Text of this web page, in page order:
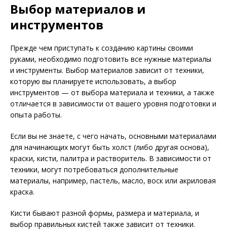
Выбор материалов и
инструментов
Прежде чем приступать к созданию картины своими
руками, необходимо подготовить все нужные материалы
и инструменты. Выбор материалов зависит от техники,
которую вы планируете использовать, а выбор
инструментов — от выбора материала и техники, а также
отличается в зависимости от вашего уровня подготовки и
опыта работы.
Если вы не знаете, с чего начать, основными материалами
для начинающих могут быть холст (либо другая основа),
краски, кисти, палитра и растворитель. В зависимости от
техники, могут потребоваться дополнительные
материалы, например, пастель, масло, воск или акриловая
краска.
Кисти бывают разной формы, размера и материала, и
выбор правильных кистей также зависит от техники.